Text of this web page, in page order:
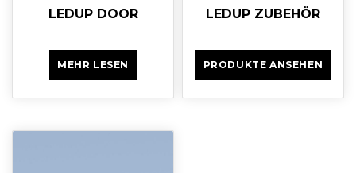
LEDUP DOOR
MEHR LESEN
LEDUP ZUBEHÖR
PRODUKTE ANSEHEN